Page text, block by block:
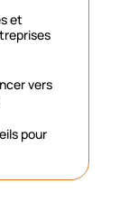
et
vers
pour